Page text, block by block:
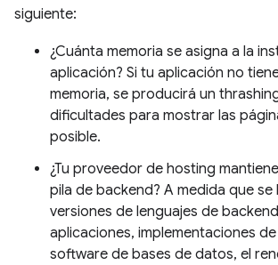
siguiente:
¿Cuánta memoria se asigna a la
aplicación? Si tu aplicación no
memoria, se producirá un
dificultades para mostrar las
posible.
¿Tu proveedor de hosting
pila de backend? A medida que se
versiones de lenguajes de
aplicaciones, implementaciones de
software de bases de datos, el